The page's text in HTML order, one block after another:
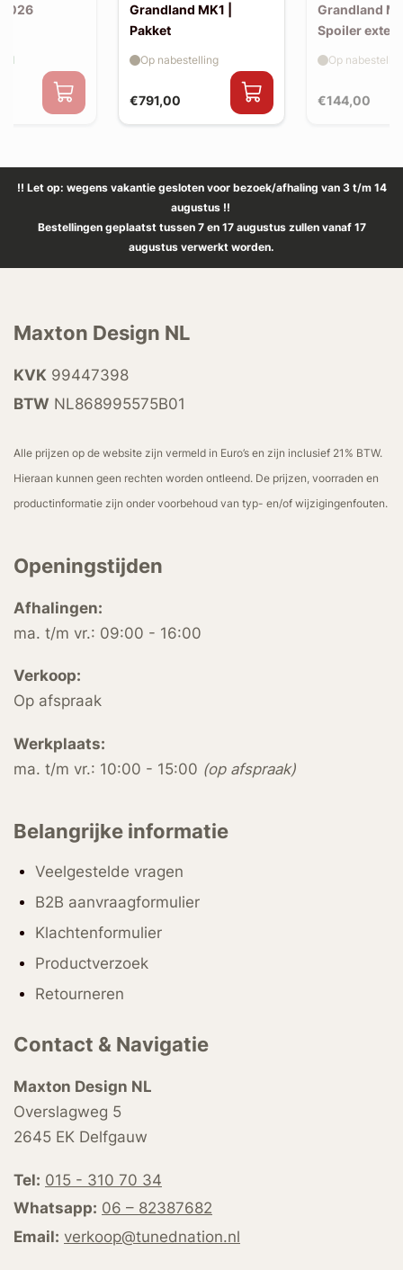
Grandland MK1 |
Pakket
€791,00
Op nabestelling
Grandland
Spoiler
€144,00
Op
!! Let op: wegens vakantie gesloten voor bezoek/afhaling van 3 t/m 14
augustus !!
Bestellingen geplaatst tussen 7 en 17 augustus zullen vanaf 17
augustus verwerkt worden.
Maxton Design NL
KVK 99447398
BTW NL868995575B01
Alle prijzen op de website zijn vermeld in Euro’s en zijn inclusief 21% BTW.
Hieraan kunnen geen rechten worden ontleend. De prijzen, voorraden en
productinformatie zijn onder voorbehoud van typ- en/of wijzigingenfouten.
Openingstijden
Afhalingen:
ma. t/m vr.: 09:00 - 16:00
Verkoop:
Op afspraak
Werkplaats:
ma. t/m vr.: 10:00 - 15:00 (op afspraak)
Belangrijke informatie
Veelgestelde vragen
B2B aanvraagformulier
Klachtenformulier
Productverzoek
Retourneren
Contact & Navigatie
Maxton Design NL
Overslagweg 5
2645 EK Delfgauw
Tel: 015 - 310 70 34
Whatsapp: 06 – 82387682
Email: verkoop@tunednation.nl